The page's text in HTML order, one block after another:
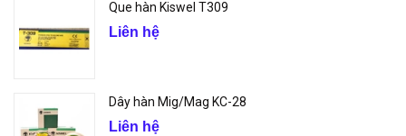
Que hàn Kiswel T309
Liên hệ
Dây hàn Mig/Mag KC-28
Liên hệ